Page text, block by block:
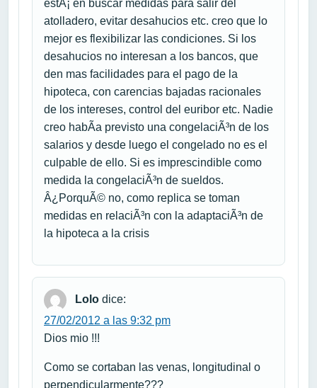
estÃ¡ en buscar medidas para salir del
atolladero, evitar desahucios etc. creo que lo
mejor es flexibilizar las condiciones. Si los
desahucios no interesan a los bancos, que
den mas facilidades para el pago de la
hipoteca, con carencias bajadas racionales
de los intereses, control del euribor etc. Nadie
creo habÃ­a previsto una congelaciÃ³n de los
salarios y desde luego el congelado no es el
culpable de ello. Si es imprescindible como
medida la congelaciÃ³n de sueldos.
Â¿PorquÃ© no, como replica se toman
medidas en relaciÃ³n con la adaptaciÃ³n de
la hipoteca a la crisis
Lolo dice:
27/02/2012 a las 9:32 pm
Dios mio !!!
Como se cortaban las venas, longitudinal o
perpendicularmente???